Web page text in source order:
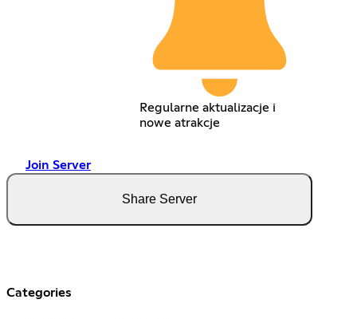
Regularne aktualizacje i
nowe atrakcje
Join Server
Share Server
Categories